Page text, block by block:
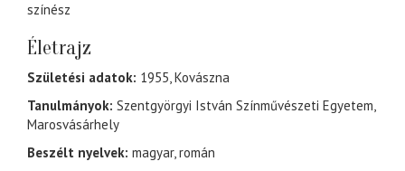
színész
Életrajz
Születési adatok: 1955, Kovászna
Tanulmányok: Szentgyörgyi István Színművészeti Egyetem,
Marosvásárhely
Beszélt nyelvek: magyar, román